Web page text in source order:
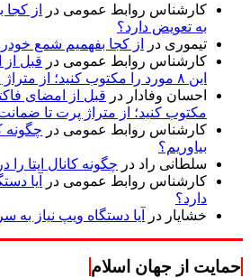
کارشناس روابط عمومی در
از
به تعویض دارد؟
تیموری در
از کجا بفهمیم شمع
کارشناس روابط عمومی در قبل
این ۸ مورد را مکتوب کنید؛ از متراژ پرت تا ضمانت نصب
احسان وفادار در
مکتوب کنید؛ از متراژ پرت تا
کارشناس روابط عمومی در چگونه
بیاوریم؟
سلطانی راد در چگونه کانال ایتا را
کارشناس روابط عمومی در
آیا
دارد؟
خشایار در آیا دستگاه ویپ نیاز به
حمایت از جهان اسلام